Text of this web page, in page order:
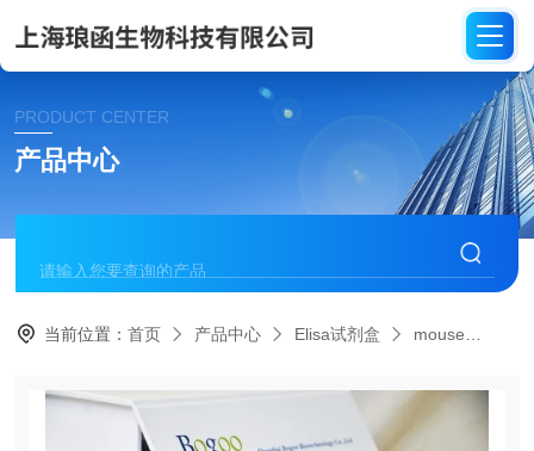
PRODUCT CENTER
产品中心
当前位置：首页 产品中心 Elisa试剂盒 mouse